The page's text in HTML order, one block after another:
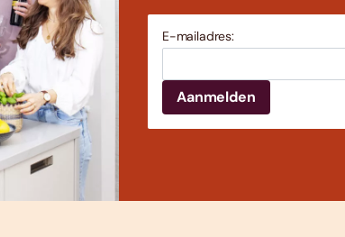
E-mailadres: